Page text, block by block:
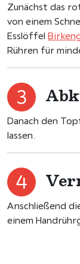
Zunächst das
von einem
Esslöffel
Rühren für
Danach den
lassen.
Anschließend
einem